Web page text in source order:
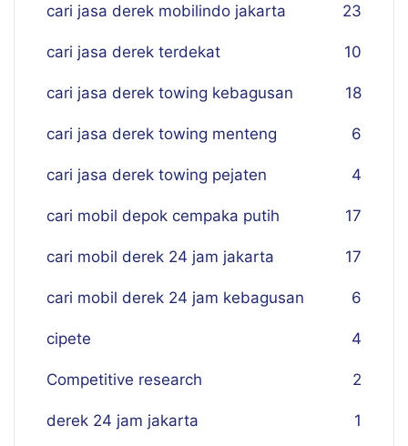
cari jasa derek mobilindo jakarta 23
cari jasa derek terdekat 10
cari jasa derek towing kebagusan 18
cari jasa derek towing menteng 6
cari jasa derek towing pejaten 4
cari mobil depok cempaka putih 17
cari mobil derek 24 jam jakarta 17
cari mobil derek 24 jam kebagusan 6
cipete 4
Competitive research 2
derek 24 jam jakarta 1